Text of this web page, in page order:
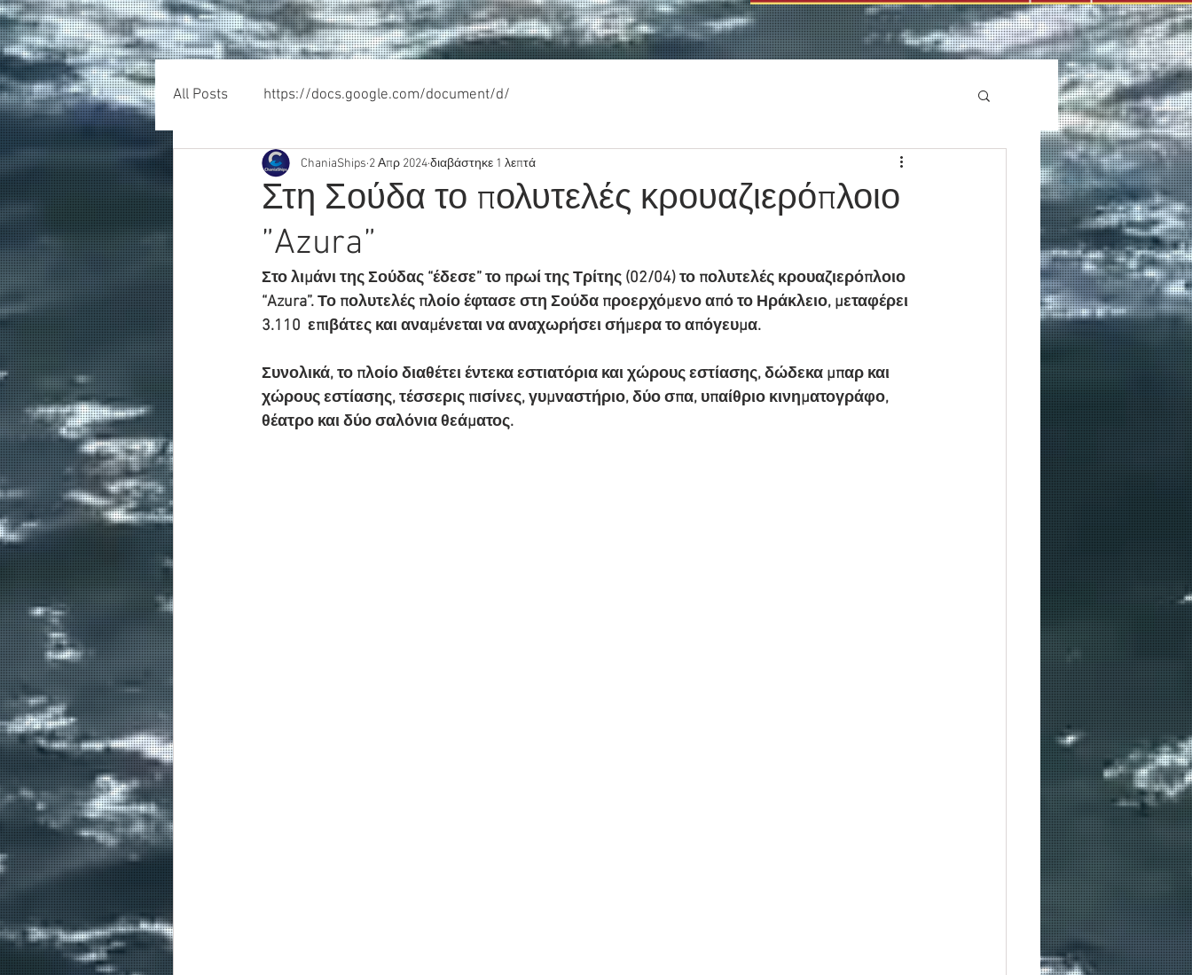
All Posts https://docs.google.com/document/d/
Στη Σούδα το πολυτελές κρουαζιερόπλοιο
”Azura”
ChaniaShips 2 Απρ 2024διαβάστηκε 1 λεπτά
Στο λιμάνι της Σούδας “έδεσε” το πρωί της Τρίτης (02/04) το πολυτελές κρουαζιερόπλοιο
“Azura”. Το πολυτελές πλοίο έφτασε στη Σούδα προερχόμενο από το Ηράκλειο, μεταφέρει
3.110  επιβάτες και αναμένεται να αναχωρήσει σήμερα το απόγευμα.
Συνολικά, το πλοίο διαθέτει έντεκα εστιατόρια και χώρους εστίασης, δώδεκα μπαρ και
χώρους εστίασης, τέσσερις πισίνες, γυμναστήριο, δύο σπα, υπαίθριο κινηματογράφο,
θέατρο και δύο σαλόνια θεάματος.